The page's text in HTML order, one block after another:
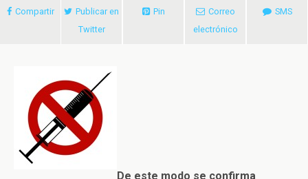
Compartir
Publicar en
Twitter
Pin
Correo
electrónico
SMS
De este modo se confirma